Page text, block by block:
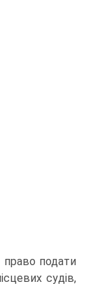
подати
судів,